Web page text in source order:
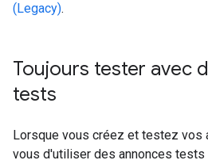
(Legacy).
Toujours tester avec
tests
Lorsque vous créez et testez vos
vous d'utiliser des annonces